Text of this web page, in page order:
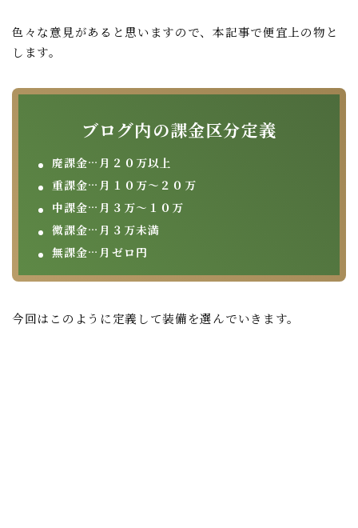
色々な意見があると思いますので、本記事で便宜上の物と
します。
ブログ内の課金区分定義
廃課金…月２０万以上
重課金…月１０万～２０万
中課金…月３万～１０万
微課金…月３万未満
無課金…月ゼロ円
今回はこのように定義して装備を選んでいきます。